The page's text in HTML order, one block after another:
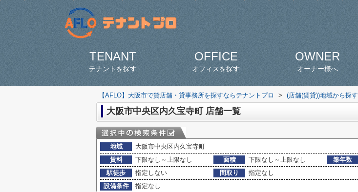
TENANT
テナントを探す
OFFICE
オフィスを探す
OWNER
オーナー様へ
【AFLO】大阪市で貸店舗・貸事務所を探すならテナントプロ > (店舗(賃貸))地域から探す
大阪市中央区内久宝寺町 店舗一覧
地域
大阪市中央区内久宝寺町
賃料
下限なし～上限なし 面積 下限なし～上限なし 築年数
駅徒歩
指定しない 間取り
指定なし
設備条件
指定なし